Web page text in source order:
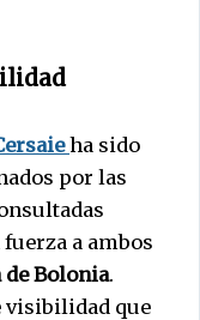
ha sido
por las
a ambos
Bolonia.
visibilidad que